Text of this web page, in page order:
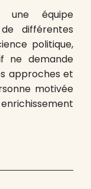
équipe
différentes
politique,
ne demande
approches et
motivée